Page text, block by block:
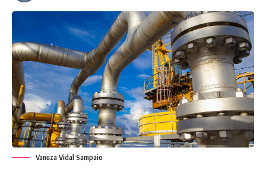
Vanuza Vidal Sampaio